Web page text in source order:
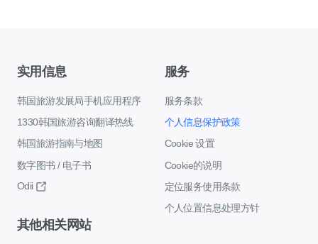
实用信息
韩国旅游发展局手机应用程序
1330韩国旅游咨询翻译热线
韩国旅游指南与地图
数字图书 / 电子书
Odii
服务
服务条款
个人信息保护政策
Cookie 设置
Cookie的说明
定位服务使用条款
个人位置信息处理方针
其他相关网站